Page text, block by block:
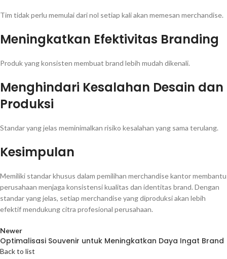
Tim tidak perlu memulai dari nol setiap kali akan memesan merchandise.
Meningkatkan Efektivitas Branding
Produk yang konsisten membuat brand lebih mudah dikenali.
Menghindari Kesalahan Desain dan
Produksi
Standar yang jelas meminimalkan risiko kesalahan yang sama terulang.
Kesimpulan
Memiliki standar khusus dalam pemilihan merchandise kantor membantu
perusahaan menjaga konsistensi kualitas dan identitas brand. Dengan
standar yang jelas, setiap merchandise yang diproduksi akan lebih
efektif mendukung citra profesional perusahaan.
Newer
Optimalisasi Souvenir untuk Meningkatkan Daya Ingat Brand
Back to list